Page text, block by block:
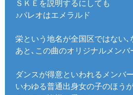
ＳＫＥを説明するにしても
♪パレオはエメラルド
栄という地名が全国区ではない､
あと､この曲のオリジナルメンバ
ダンスが得意といわれるメンバ
いわゆる普通出身女の子のほう